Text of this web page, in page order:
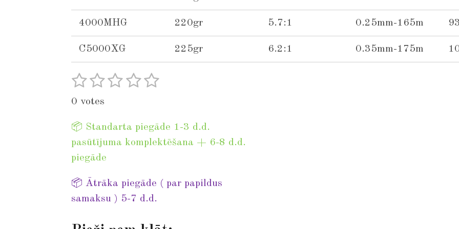
4000MHG 220gr 5.7:1 0.25mm-165m
C5000XG 225gr 6.2:1 0.35mm-175m
R
i
n
g
0
s
1
s
a
r
2
s
a
r
s
3
a
r
4
a
r
5
a
r
S
i
t
t
0 votes
📦 Standarta piegāde 1-3 d.d.
pasūtījuma komplektēšana + 6-8 d.d.
piegāde
📦 Ātrāka piegāde ( par papildus
samaksu ) 5-7 d.d.